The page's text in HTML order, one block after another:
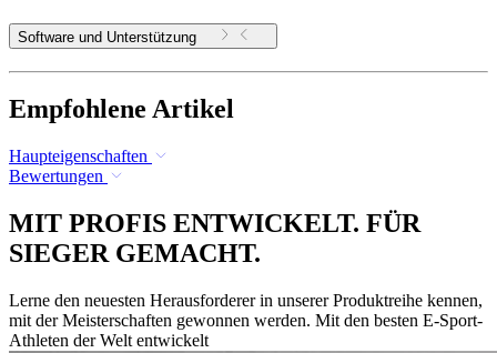
Software und Unterstützung
Empfohlene Artikel
Haupteigenschaften
Bewertungen
MIT PROFIS ENTWICKELT. FÜR
SIEGER GEMACHT.
Lerne den neuesten Herausforderer in unserer Produktreihe kennen,
mit der Meisterschaften gewonnen werden. Mit den besten E-Sport-
Athleten der Welt entwickelt